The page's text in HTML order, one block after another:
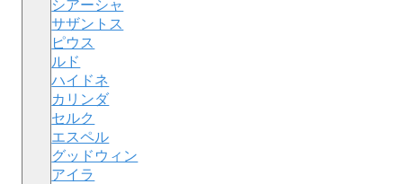
シアーシャ
サザントス
ピウス
ルド
ハイドネ
カリンダ
セルク
エスペル
グッドウィン
アイラ